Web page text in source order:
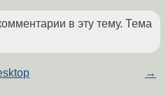
в эту тему. Тема
→